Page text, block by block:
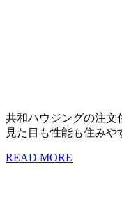
共和ハウジングの注文
見た目も性能も住みや
READ MORE